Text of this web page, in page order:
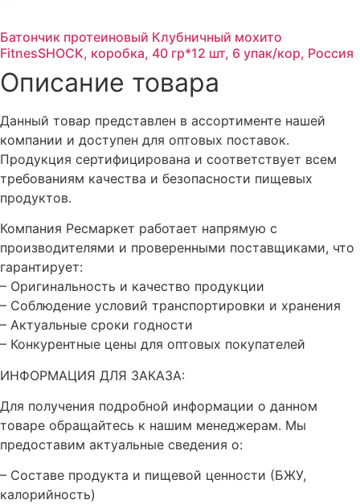
Батончик протеиновый Клубничный мохито
FitnesSHOCK, коробка, 40 гр*12 шт, 6 упак/кор, Россия
Описание товара
Данный товар представлен в ассортименте нашей
компании и доступен для оптовых поставок.
Продукция сертифицирована и соответствует всем
требованиям качества и безопасности пищевых
продуктов.
Компания Ресмаркет работает напрямую с
производителями и проверенными поставщиками, что
гарантирует:
– Оригинальность и качество продукции
– Соблюдение условий транспортировки и хранения
– Актуальные сроки годности
– Конкурентные цены для оптовых покупателей
ИНФОРМАЦИЯ ДЛЯ ЗАКАЗА:
Для получения подробной информации о данном
товаре обращайтесь к нашим менеджерам. Мы
предоставим актуальные сведения о:
– Составе продукта и пищевой ценности (БЖУ,
калорийность)